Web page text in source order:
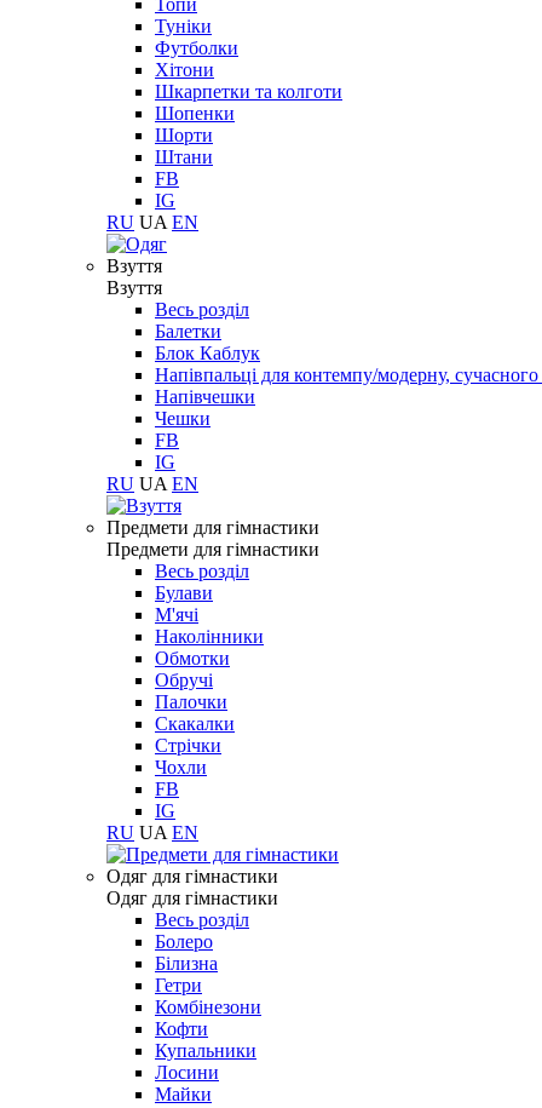
Топи
Туніки
Футболки
Хітони
Шкарпетки та колготи
Шопенки
Шорти
Штани
FB
IG
RU UA EN
Взуття
Взуття
Весь розділ
Балетки
Блок Каблук
Напівпальці для контемпу/модерну,
Напівчешки
Чешки
FB
IG
RU UA EN
Предмети для гімнастики
Предмети для гімнастики
Весь розділ
Булави
М'ячі
Наколінники
Обмотки
Обручі
Палочки
Скакалки
Стрічки
Чохли
FB
IG
RU UA EN
Одяг для гімнастики
Одяг для гімнастики
Весь розділ
Болеро
Білизна
Гетри
Комбінезони
Кофти
Купальники
Лосини
Майки